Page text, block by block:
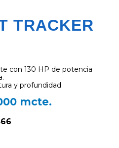
TRACKER
con 130 HP de potencia
y profundidad
mcte.